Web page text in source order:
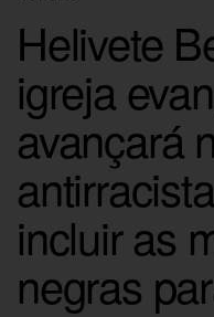
Helivete
igreja
avançará
incluir as
negras